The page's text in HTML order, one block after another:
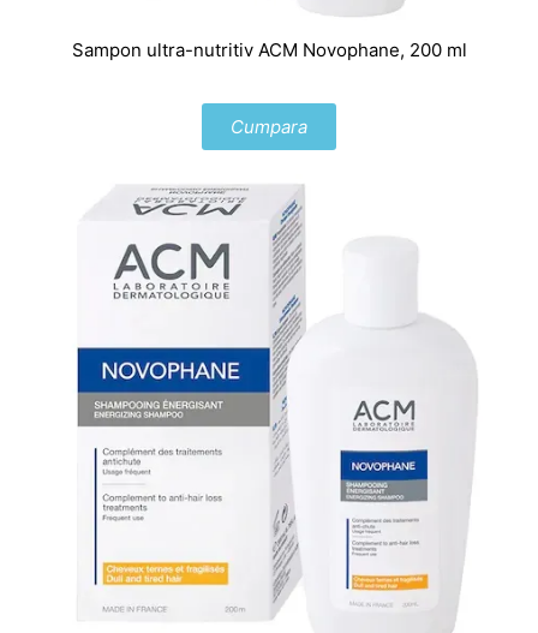
Sampon ultra-nutritiv ACM Novophane, 200 ml
Cumpara